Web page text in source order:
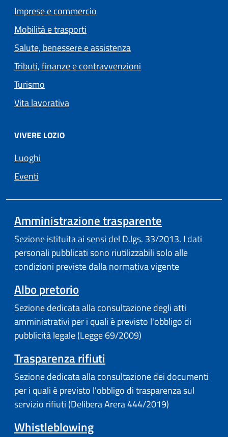
Imprese e commercio
Mobilità e trasporti
Salute, benessere e assistenza
Tributi, finanze e contravvenzioni
Turismo
Vita lavorativa
VIVERE LOZIO
Luoghi
Eventi
Amministrazione trasparente
Sezione istituita ai sensi del D.lgs. 33/2013. I dati
personali pubblicati sono riutilizzabili solo alle
condizioni previste dalla normativa vigente
Albo pretorio
Sezione dedicata alla consultazione degli atti
amministrativi per i quali è previsto l'obbligo di
pubblicità legale (Legge 69/2009)
Trasparenza rifiuti
Sezione dedicata alla consultazione dei documenti
per i quali è previsto l'obbligo di trasparenza sul
servizio rifiuti (Delibera Arera 444/2019)
Whistleblowing